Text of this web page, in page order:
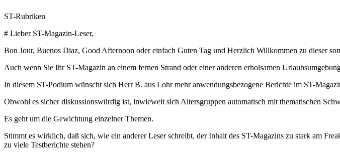
ST-Rubriken
# Lieber ST-Magazin-Leser,
Bon Jour, Buenos Diaz, Good Afternoon oder einfach Guten Tag und Herzlich Willkommen zu dieser
Auch wenn Sie Ihr ST-Magazin an einem fernen Strand oder einer anderen erholsamen
In diesem ST-Podium wünscht sich Herr B. aus Lohr mehr anwendungsbezogene Berichte im ST-
Obwohl es sicher diskussionswürdig ist, inwieweit sich Altersgruppen automatisch mit thematischen
Es geht um die Gewichtung einzelner Themen.
Stimmt es wirklich, daß sich, wie ein anderer Leser schreibt, der Inhalt des ST-Magazins zu stark am
zu viele Testberichte stehen?